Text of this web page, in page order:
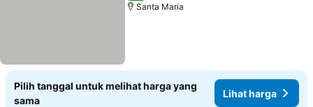
Santa Maria
Pilih tanggal untuk melihat harga yang
sama
Lihat harga